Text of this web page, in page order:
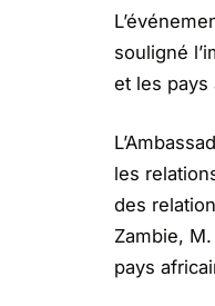
souligné
et les pays
les
des
Zambie,
pays